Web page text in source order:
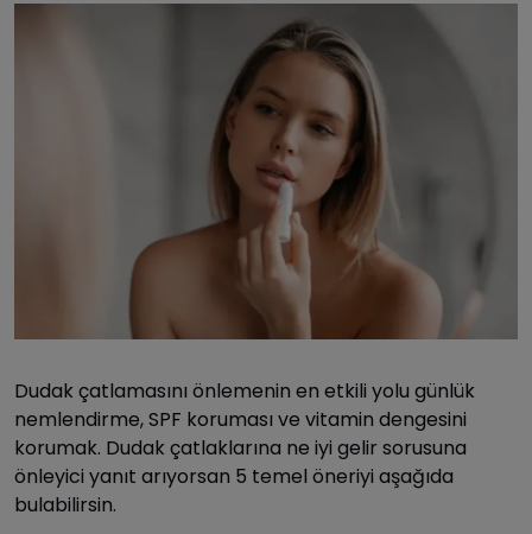
Dudak çatlamasını önlemenin en etkili yolu günlük
nemlendirme, SPF koruması ve vitamin dengesini
korumak. Dudak çatlaklarına ne iyi gelir sorusuna
önleyici yanıt arıyorsan 5 temel öneriyi aşağıda
bulabilirsin.